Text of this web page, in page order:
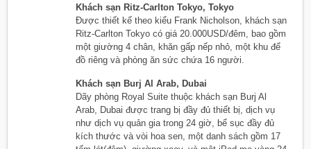
Khách sạn Ritz-Carlton Tokyo, Tokyo
Được thiết kế theo kiểu Frank Nicholson, khách sạn
Ritz-Carlton Tokyo có giá 20.000USD/đêm, bao gồm
một giường 4 chân, khăn gấp nếp nhỏ, một khu để
đồ riêng và phòng ăn sức chứa 16 người.
Khách sạn Burj Al Arab, Dubai
Dãy phòng Royal Suite thuộc khách sạn Burj Al
Arab, Dubai được trang bị đầy đủ thiết bị, dịch vụ
như dịch vụ quản gia trong 24 giờ, bể sục đầy đủ
kích thước và vòi hoa sen, một danh sách gồm 17